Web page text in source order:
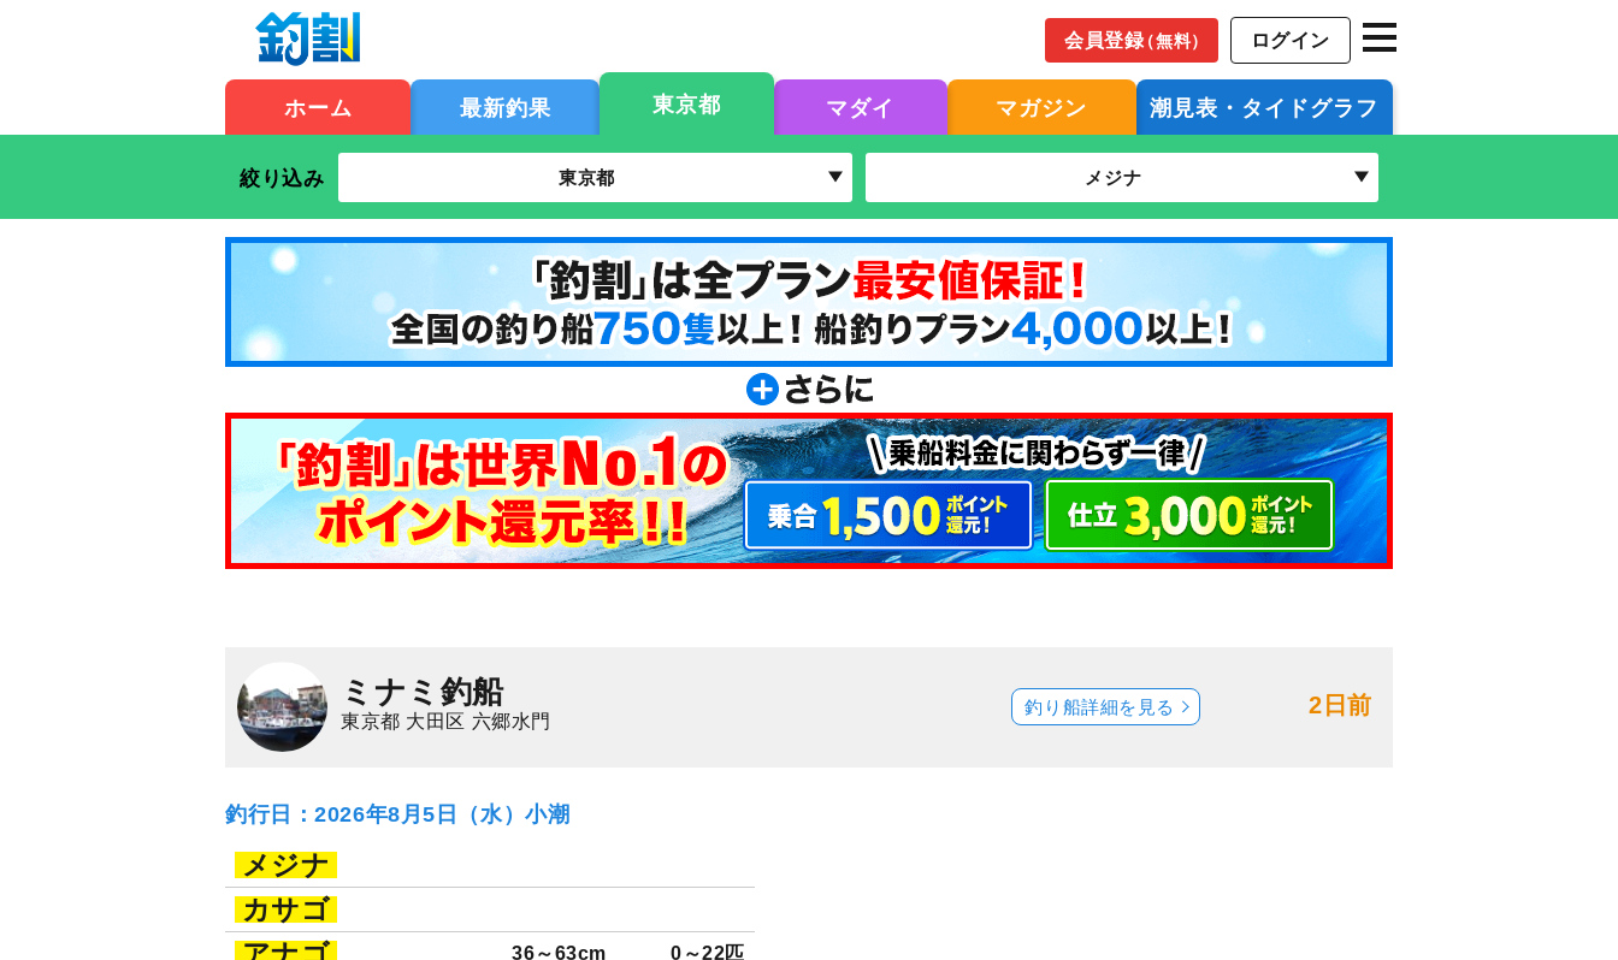
会員登録（無料） ログイン
ホーム 最新釣果 東京都 マダイ マガジン 潮見表・タイドグラフ
絞り込み 東京都 メジナ
ミナミ釣船
東京都 大田区 六郷水門
2日前
釣り船詳細を見る
釣行日：2026年8月5日（水）小潮
メジナ
カサゴ
アナゴ
36～63cm 0～22匹